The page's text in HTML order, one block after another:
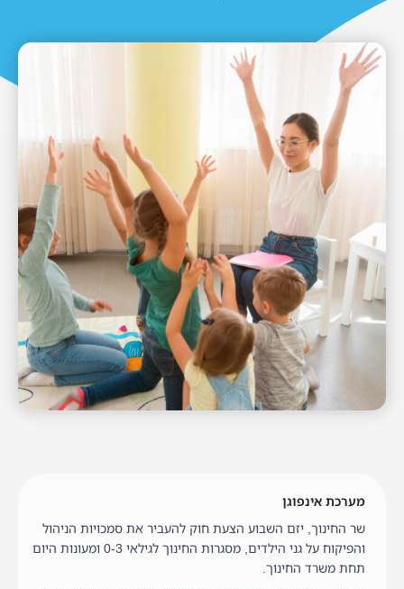
מערכת אינפוגן
שר החינוך, יזם השבוע הצעת חוק להעביר את סמכויות הניהול
והפיקוח על גני הילדים, מסגרות החינוך לגילאי 0-3 ומעונות היום
תחת משרד החינוך.